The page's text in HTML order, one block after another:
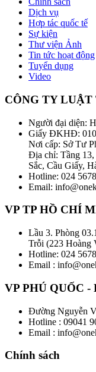
Dịch vụ
Hợp tác quốc tế
Sự kiện
Thư viện Ảnh
Tin tức hoạt động
Tuyển dụng
Video
CÔNG TY LUẬT
Người đại diện:
Giấy ĐKHĐ:
Nơi cấp: Sở Tư
Địa chỉ: Tầng 13,
Sắc, Cầu Giấy,
Hotline: 024
Email:
VP TP HỒ CHÍ
Lầu 3. Phòng
Trỗi (223 Hoàng
Hotline: 024
Email :
VP PHÚ QUỐC
Đường Nguyễn
Hotline : 09041
Email :
Chính sách